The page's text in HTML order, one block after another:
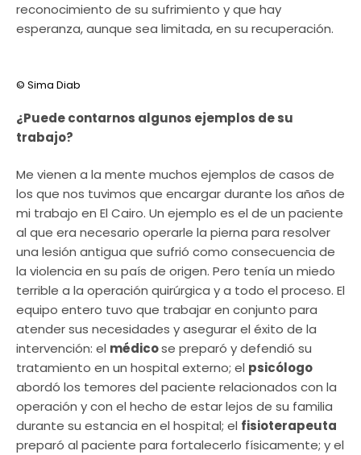
reconocimiento de su sufrimiento y que hay
esperanza, aunque sea limitada, en su recuperación.
© Sima Diab
¿Puede contarnos algunos ejemplos de su
trabajo?
Me vienen a la mente muchos ejemplos de casos de
los que nos tuvimos que encargar durante los años de
mi trabajo en El Cairo. Un ejemplo es el de un paciente
al que era necesario operarle la pierna para resolver
una lesión antigua que sufrió como consecuencia de
la violencia en su país de origen. Pero tenía un miedo
terrible a la operación quirúrgica y a todo el proceso. El
equipo entero tuvo que trabajar en conjunto para
atender sus necesidades y asegurar el éxito de la
intervención: el médicose preparó y defendió su
tratamiento en un hospital externo; el psicólogo
abordó los temores del paciente relacionados con la
operación y con el hecho de estar lejos de su familia
durante su estancia en el hospital; el fisioterapeuta
preparó al paciente para fortalecerlo físicamente; y el